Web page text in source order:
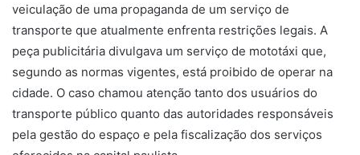
veiculação de uma propaganda de um serviço de
transporte que atualmente enfrenta restrições legais. A
peça publicitária divulgava um serviço de mototáxi que,
segundo as normas vigentes, está proibido de operar na
cidade. O caso chamou atenção tanto dos usuários do
transporte público quanto das autoridades responsáveis
pela gestão do espaço e pela fiscalização dos serviços